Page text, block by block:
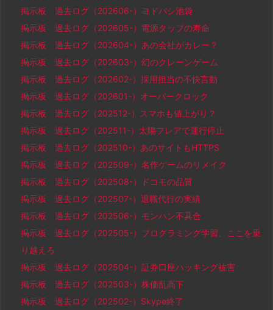
掲示板 過去ログ（202606-）ヨドバシ池袋
掲示板 過去ログ（202605-）電源タップの寿命
掲示板 過去ログ（202604-）あの会社がカレー？
掲示板 過去ログ（202603-）幻のクレーンゲーム
掲示板 過去ログ（202602-）採用担当の不快言動
掲示板 過去ログ（202601-）オーバークロック
掲示板 過去ログ（202512-）スマホも値上がり？
掲示板 過去ログ（202511-）太陽フレアで運行停止
掲示板 過去ログ（202510-）あのサイトもHTTPS
掲示板 過去ログ（202509-）名作ゲームのリメイク
掲示板 過去ログ（202508-）ドコモの品質
掲示板 過去ログ（202507-）退職代行の実績
掲示板 過去ログ（202506-）モンハン不具合
掲示板 過去ログ（202505-）プログラミング学習、ここを乗
り越えろ
掲示板 過去ログ（202504-）証券口座ハッキング被害
掲示板 過去ログ（202503-）株価乱高下
掲示板 過去ログ（202502-）Skype終了